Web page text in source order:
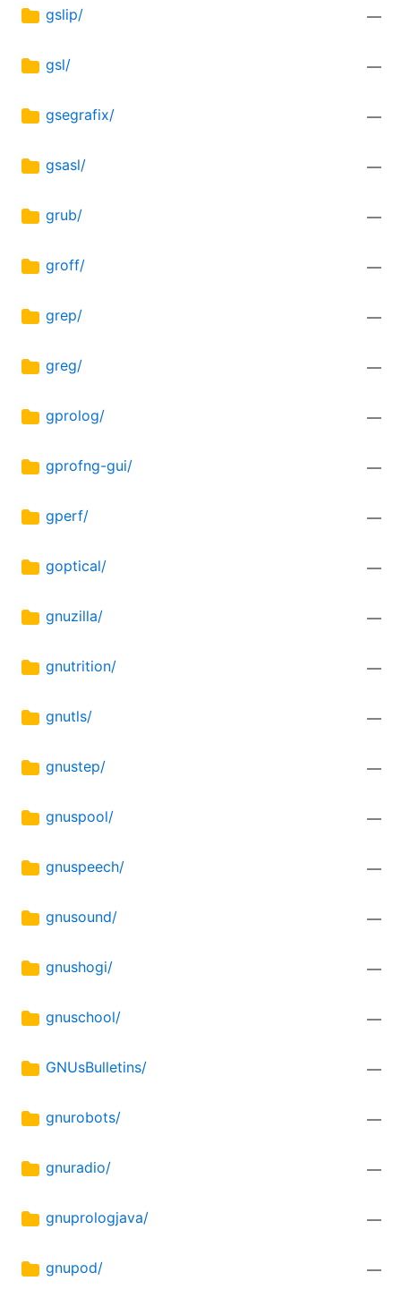
gslip/ —
gsl/ —
gsegrafix/ —
gsasl/ —
grub/ —
groff/ —
grep/ —
greg/ —
gprolog/ —
gprofng-gui/ —
gperf/ —
goptical/ —
gnuzilla/ —
gnutrition/ —
gnutls/ —
gnustep/ —
gnuspool/ —
gnuspeech/ —
gnusound/ —
gnushogi/ —
gnuschool/ —
GNUsBulletins/ —
gnurobots/ —
gnuradio/ —
gnuprologjava/ —
gnupod/ —